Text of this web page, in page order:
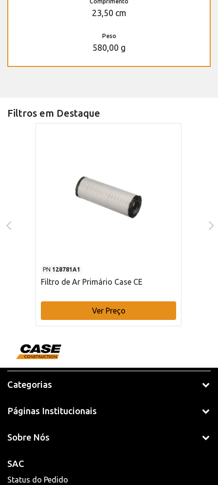
Comprimento
23,50 cm
Peso
580,00 g
Filtros em Destaque
PN 128781A1
Filtro de Ar Primário Case CE
Ver Preço
Categorias
Páginas Institucionais
Sobre Nós
SAC
Status do Pedido